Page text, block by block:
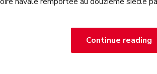
Continue reading